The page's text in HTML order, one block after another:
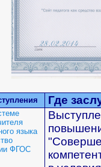
Где
языка
ФГОС